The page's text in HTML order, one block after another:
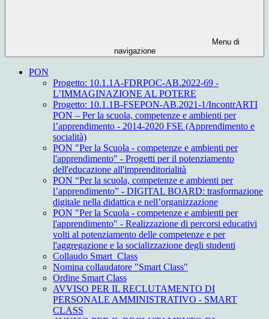
Menu di
navigazione
PON
Progetto: 10.1.1A-FDRPOC-AB.2022-69 -
L’IMMAGINAZIONE AL POTERE
Progetto: 10.1.1B-FSEPON-AB.2021-1/IncontrARTI
PON – Per la scuola, competenze e ambienti per
l’apprendimento - 2014-2020 FSE (Apprendimento e
socialità)
PON "Per la Scuola - competenze e ambienti per
l'apprendimento" - Progetti per il potenziamento
dell'educazione all'imprenditorialità
PON “Per la scuola, competenze e ambienti per
l’apprendimento” - DIGITAL BOARD: trasformazione
digitale nella didattica e nell’organizzazione
PON "Per la Scuola - competenze e ambienti per
l'apprendimento" - Realizzazione di percorsi educativi
volti al potenziamento delle competenze e per
l'aggregazione e la socializzazione degli studenti
Collaudo Smart_Class
Nomina collaudatore "Smart Class"
Ordine Smart Class
AVVISO PER IL RECLUTAMENTO DI
PERSONALE AMMINISTRATIVO - SMART
CLASS